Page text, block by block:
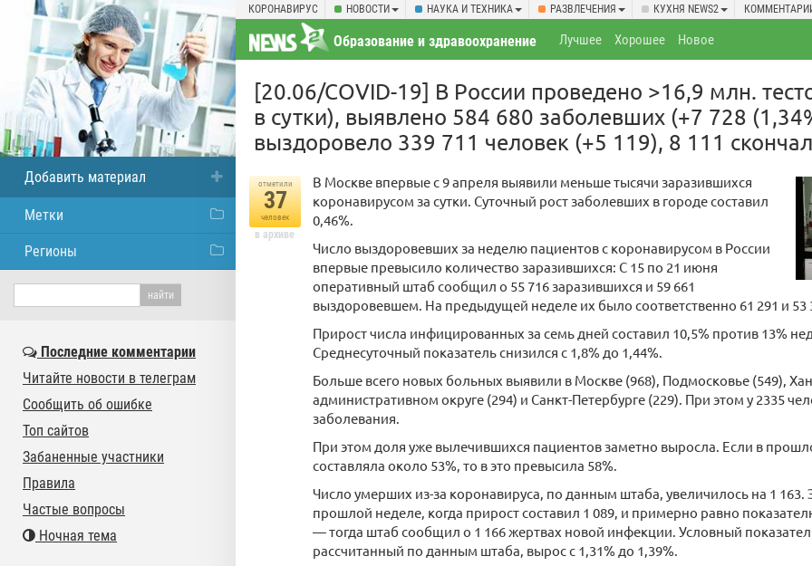
КОРОНАВИРУС НОВОСТИ НАУКА И ТЕХНИКА РАЗВЛЕЧЕНИЯ КУХНЯ NEWS2
Образование и здравоохранение Лучшее Хорошее Новое
[20.06/COVID-19] В России проведено >16,9 млн.
в сутки), выявлено 584 680 заболевших (+7 728
выздоровело 339 711 человек (+5 119), 8 111
отметили
37
человек
в архиве
В Москве впервые с 9 апреля выявили меньше тысячи заразившихся
коронавирусом за сутки. Суточный рост заболевших в городе составил
0,46%.
Число выздоровевших за неделю пациентов с коронавирусом в России
впервые превысило количество заразившихся: С 15 по 21 июня
оперативный штаб сообщил о 55 716 заразившихся и 59 661
выздоровевшем. На предыдущей неделе их было соответственно 61 291 и 53
Прирост числа инфицированных за семь дней составил 10,5% против 13%
Среднесуточный показатель снизился с 1,8% до 1,44%.
Больше всего новых больных выявили в Москве (968), Подмосковье (549),
административном округе (294) и Санкт-Петербурге (229). При этом у 2335
заболевания.
При этом доля уже вылечившихся пациентов заметно выросла. Если в
составляла около 53%, то в это превысила 58%.
Число умерших из-за коронавируса, по данным штаба, увеличилось на 1 163.
прошлой неделе, когда прирост составил 1 089, и примерно равно
— тогда штаб сообщил о 1 166 жертвах новой инфекции. Условный
рассчитанный по данным штаба, вырос с 1,31% до 1,39%.
Добавить материал
Метки
Регионы
Последние комментарии
Читайте новости в телеграм
Сообщить об ошибке
Топ сайтов
Забаненные участники
Правила
Частые вопросы
Ночная тема